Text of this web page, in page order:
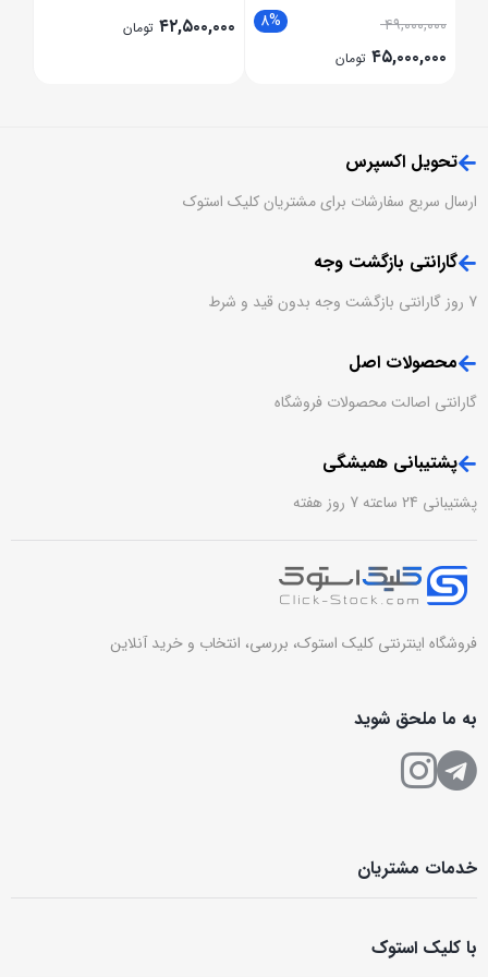
8% ۴۹,۰۰۰,۰۰۰
۴۵,۰۰۰,۰۰۰ تومان
۴۲,۵۰۰,۰۰۰ تومان
تحویل اکسپرس
ارسال سریع سفارشات برای مشتریان کلیک استوک
گارانتی بازگشت وجه
7 روز گارانتی بازگشت وجه بدون قید و شرط
محصولات اصل
گارانتی اصالت محصولات فروشگاه
پشتیبانی همیشگی
پشتیبانی 24 ساعته 7 روز هفته
فروشگاه اینترنتی کلیک استوک، بررسی، انتخاب و خرید آنلاین
به ما ملحق شوید
خدمات مشتریان
با کلیک استوک